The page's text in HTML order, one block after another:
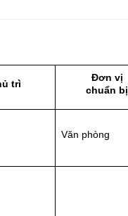
trì
Đơn vị
chuẩn bị
Văn phòng